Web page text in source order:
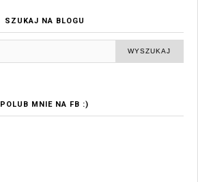
SZUKAJ NA BLOGU
POLUB MNIE NA FB :)